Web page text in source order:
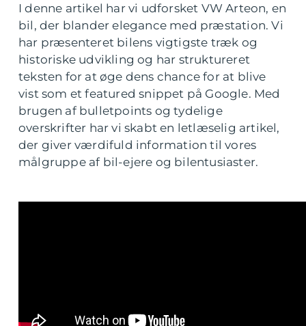
I denne artikel har vi udforsket VW Arteon, en
bil, der blander elegance med præstation. Vi
har præsenteret bilens vigtigste træk og
historiske udvikling og har struktureret
teksten for at øge dens chance for at blive
vist som et featured snippet på Google. Med
brugen af bulletpoints og tydelige
overskrifter har vi skabt en letlæselig artikel,
der giver værdifuld information til vores
målgruppe af bil-ejere og bilentusiaster.